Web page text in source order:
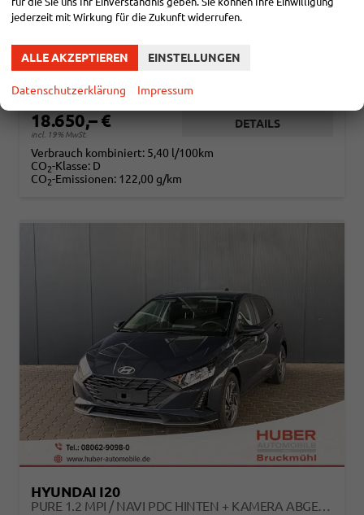
sofort lieferbar Fahrzeug mit Tageszulassung
Kraftstoff Benzin Außenfarbe Aurora Gray
01.12.2025
18.650,– €
incl. 19% MwSt.
DETAILS
Verbrauch kombiniert: 5,40 l/100km
CO2-Klasse: D
CO2-Emissionen: 122,00 g/km
HYUNDAI I20
PURE 1.2 MPI / NAVI PDC HINTEN + KAMERA ABGEDUNKELTE SCHEIBEN TEMPOMAT ALU 16"
jederzeit mit Wirkung für die Zukunft widerrufen.
ALLE AKZEPTIEREN EINSTELLUNGEN
Datenschutzerklärung Impressum